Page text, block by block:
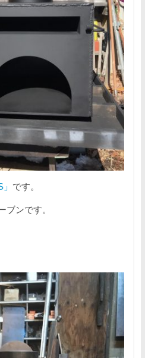
です。
ブンです。